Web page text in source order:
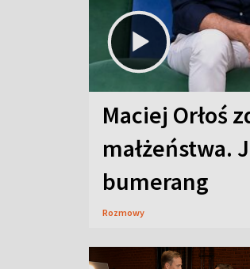
Maciej Orłoś
małżeństwa.
bumerang
Rozmowy